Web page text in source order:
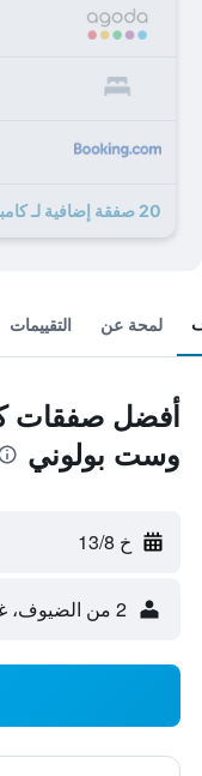
20 صفقة إضافية لـ كامبانيل برايم - باريس وست بولوني
لمحة عن التقييمات
أفضل صفقات
وست بولوني
خ 13/8
2 من الضيوف، غرفة واحدة